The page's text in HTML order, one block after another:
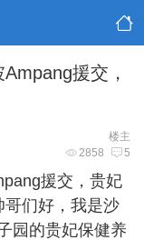
援交，
楼主
2858 5
援交，贵妃
哥们好，我是沙
园的贵妃保健养